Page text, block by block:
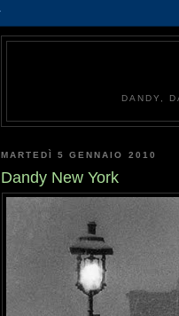
DANDY,
MARTEDÌ 5 GENNAIO 2010
Dandy New York